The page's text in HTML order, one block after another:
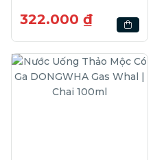
Giúp Tỉnh Táo | Hộp
7gói
322.000 ₫